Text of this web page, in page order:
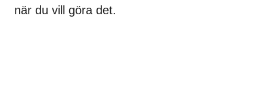
när du vill göra det.